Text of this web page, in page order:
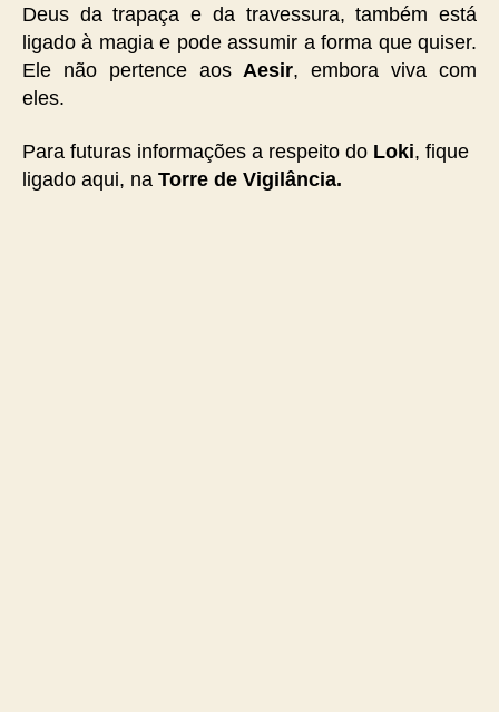
Deus da trapaça e da travessura, também está
ligado à magia e pode assumir a forma que quiser.
Ele não pertence aosAesir, embora viva com
eles.
Para futuras informações a respeito do Loki, fique
ligado aqui, na Torre de Vigilância.